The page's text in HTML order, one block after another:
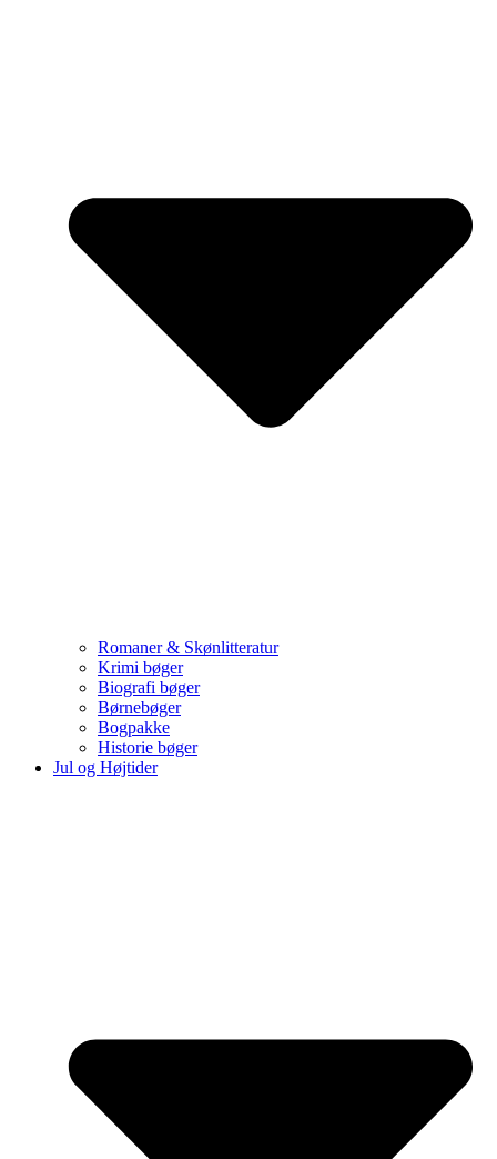
Romaner & Skønlitteratur
Krimi bøger
Biografi bøger
Børnebøger
Bogpakke
Historie bøger
Jul og Højtider